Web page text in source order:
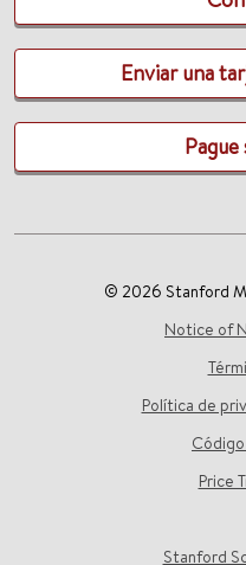
Enviar una
© 2026 Stanford
Notice of
Política de
Price
Stanford